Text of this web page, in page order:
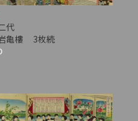
代
亀樓 3枚続